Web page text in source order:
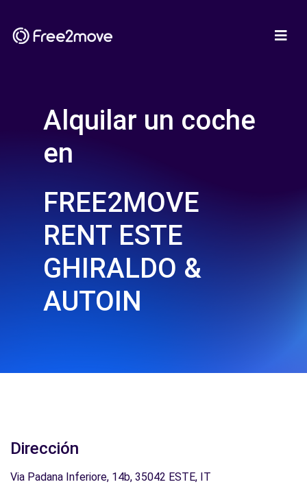
Alquilar un coche
en
FREE2MOVE
RENT ESTE
GHIRALDO &
AUTOIN
Dirección
Via Padana Inferiore, 14b, 35042 ESTE, IT